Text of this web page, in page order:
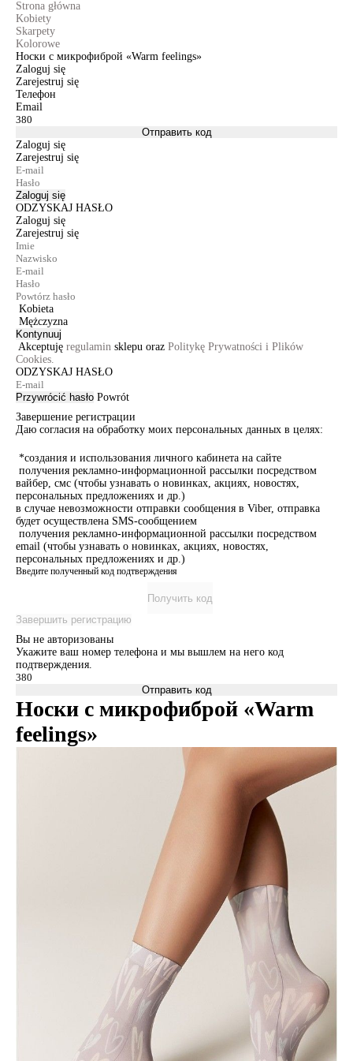
Strona główna
Kobiety
Skarpety
Kolorowe
Носки с микрофиброй «Warm feelings»
Zaloguj się
Zarejestruj się
Телефон
Email
Отправить код
Zaloguj się
Zarejestruj się
Zaloguj się
ODZYSKAJ HASŁO
Zaloguj się
Zarejestruj się
Kobieta
Mężczyzna
Kontynuuj
Akceptuję regulamin sklepu oraz Politykę Prywatności i Plików
Cookies.
ODZYSKAJ HASŁO
Przywrócić hasło Powrót
Завершение регистрации
Даю согласия на обработку моих персональных данных в целях:
*создания и использования личного кабинета на сайте
получения рекламно-информационной рассылки посредством
вайбер, смс (чтобы узнавать о новинках, акциях, новостях,
персональных предложениях и др.)
в случае невозможности отправки сообщения в Viber, отправка
будет осуществлена SMS-сообщением
получения рекламно-информационной рассылки посредством
email (чтобы узнавать о новинках, акциях, новостях,
персональных предложениях и др.)
Введите полученный код подтверждения
Получить код
Завершить регистрацию
Вы не авторизованы
Укажите ваш номер телефона и мы вышлем на него код
подтверждения.
Отправить код
Носки с микрофиброй «Warm
feelings»